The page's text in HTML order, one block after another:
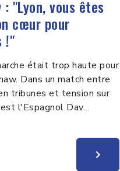
: "Lyon, vous êtes
cœur pour
!"
était trop haute pour
Dans un match entre
tribunes et tension sur
l'Espagnol Dav...